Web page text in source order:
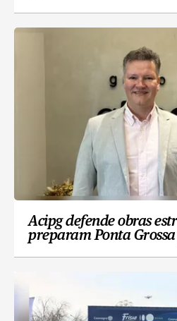
Acipg defende obras
preparam Ponta